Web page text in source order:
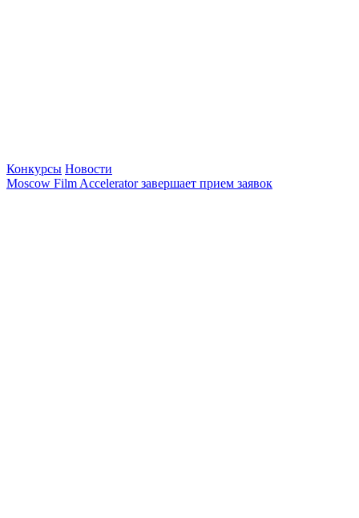
Конкурсы Новости
Moscow Film Accelerator завершает прием заявок